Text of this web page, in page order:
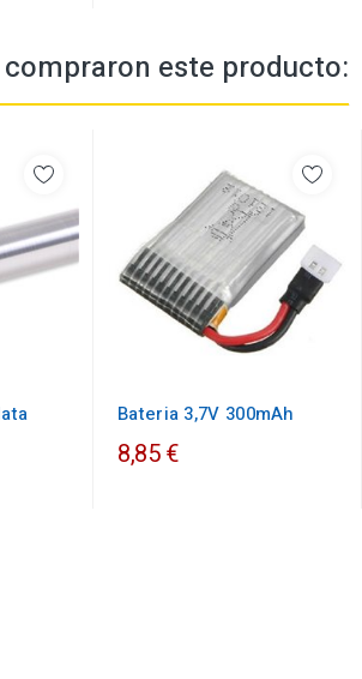
este producto:
Bateria 3,7V 300mAh
8,85 €